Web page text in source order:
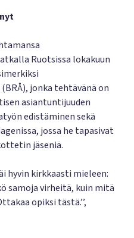
Ruotsissa lokakuun
jonka tehtävänä on
asiantuntijuuden
edistäminen sekä
jossa he tapasivat
jäseniä.
hyvin kirkkaasti mieleen:
samoja virheitä, kuin mitä
opiksi tästä.’’,